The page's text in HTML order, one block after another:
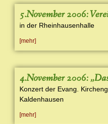
5.November 2006:
in der Rheinhausenhalle
[mehr]
4.November 2006:
Konzert der Evang.
Kaldenhausen
[mehr]